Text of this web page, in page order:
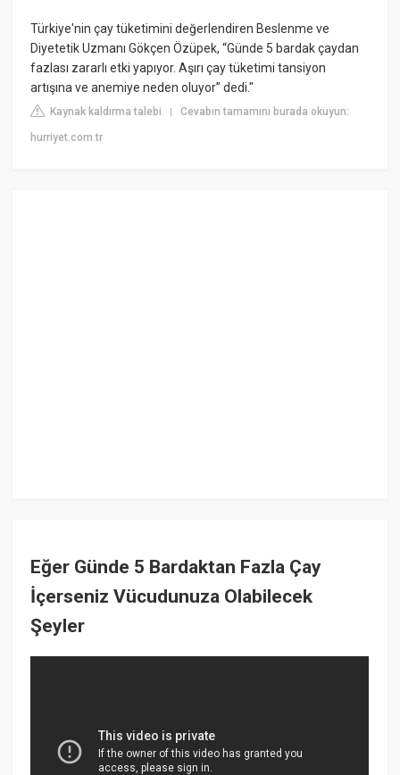
Türkiye'nin çay tüketimini değerlendiren Beslenme ve
Diyetetik Uzmanı Gökçen Özüpek, “Günde 5 bardak çaydan
fazlası zararlı etki yapıyor. Aşırı çay tüketimi tansiyon
artışına ve anemiye neden oluyor” dedi."
Kaynak kaldırma talebi |Cevabın tamamını burada okuyun:
hurriyet.com.tr
Eğer Günde 5 Bardaktan Fazla Çay
İçerseniz Vücudunuza Olabilecek
Şeyler